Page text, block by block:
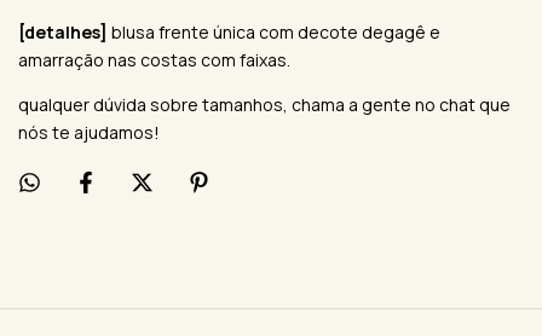
[detalhes] blusa frente única com decote degagê e
amarração nas costas com faixas.
qualquer dúvida sobre tamanhos, chama a gente no chat que
nós te ajudamos!